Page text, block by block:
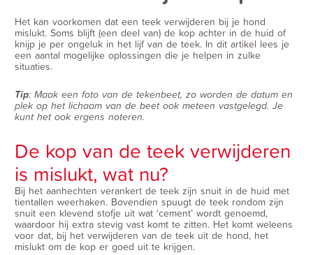
Het kan voorkomen dat een teek verwijderen bij je hond
mislukt. Soms blijft (een deel van) de kop achter in de huid of
knijp je per ongeluk in het lijf van de teek. In dit artikel lees je
een aantal mogelijke oplossingen die je helpen in zulke
situaties.
Tip: Maak een foto van de tekenbeet, zo worden de datum en
plek op het lichaam van de beet ook meteen vastgelegd. Je
kunt het ook ergens noteren.
De kop van de teek verwijderen
is mislukt, wat nu?
Bij het aanhechten verankert de teek zijn snuit in de huid met
tientallen weerhaken. Bovendien spuugt de teek rondom zijn
snuit een klevend stofje uit wat ‘cement’ wordt genoemd,
waardoor hij extra stevig vast komt te zitten. Het komt weleens
voor dat, bij het verwijderen van de teek uit de hond, het
mislukt om de kop er goed uit te krijgen.